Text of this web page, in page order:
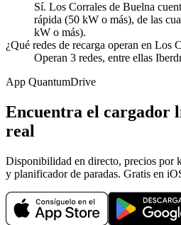
Sí. Los Corrales de Buelna
rápida (50 kW o más), de las
kW o más).
¿Qué redes de recarga operan en Los
Operan 3 redes, entre ellas
App QuantumDrive
Encuentra el cargador
real
Disponibilidad en directo, precios por
y planificador de paradas. Gratis en